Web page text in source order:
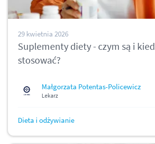
29 kwietnia 2026
Suplementy diety - czym są i
stosować?
Małgorzata Potentas-Policewicz
Lekarz
Dieta i odżywianie